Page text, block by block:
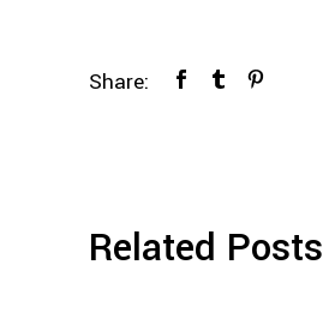
Share:
Related Posts